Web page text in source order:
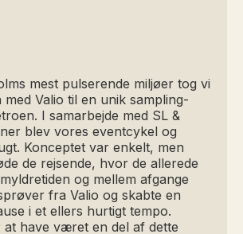
mest pulserende miljøer tog vi
med Valio til en unik sampling-
I samarbejde med SL &
blev vores eventcykel og
Konceptet var enkelt, men
de rejsende, hvor de allerede
og mellem afgange
fra Valio og skabte en
i et ellers hurtigt tempo.
at have været en del af dette